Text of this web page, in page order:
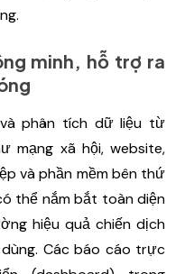
minh, hỗ trợ ra
phân tích dữ liệu từ
mạng xã hội, website,
và phần mềm bên thứ
thể nắm bắt toàn diện
hiệu quả chiến dịch
Các báo cáo trực